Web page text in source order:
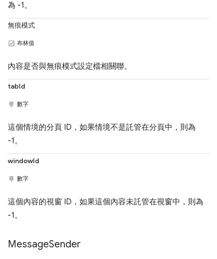
為 -1。
無痕模式
布林值
內容是否與無痕模式設定檔相關聯。
tabId
數字
這個情境的分頁 ID，如果情境不是託管在分頁中，則為
-1。
windowId
數字
這個內容的視窗 ID，如果這個內容未託管在視窗中，則為
-1。
MessageSender